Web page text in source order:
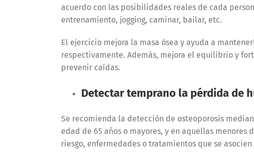
acuerdo con las posibilidades reales de cada
entrenamiento, jogging, caminar, bailar, etc.
El ejercicio mejora la masa ósea y ayuda a
respectivamente. Además, mejora el equilibrio y
prevenir caídas.
Detectar temprano la pérdida de
Se recomienda la detección de osteoporosis
edad de 65 años o mayores, y en aquellas menores
riesgo, enfermedades o tratamientos que se